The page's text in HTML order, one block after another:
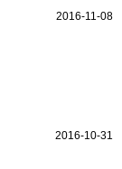
2016-11-08
2016-10-31